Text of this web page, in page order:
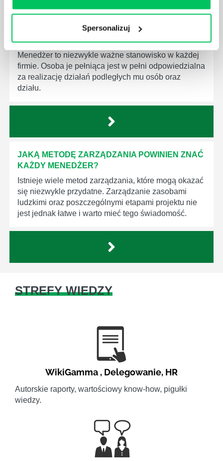
Spersonalizuj
JAK BRYGADZISTA MOŻE ROZWINĄĆ SWOJE
KOMPETENCJE MENEDŻERSKIE?
Menedżer to niezwykle ważne stanowisko w każdej
firmie. Osoba je pełniąca jest w pełni odpowiedzialna
za realizację działań podległych mu osób oraz
działu.
JAKĄ METODĘ ZARZĄDZANIA POWINIEN ZNAĆ
KAŻDY MENEDŻER?
Istnieje wiele metod zarządzania, które mogą okazać
się niezwykle przydatne. Zarządzanie zasobami
ludzkimi oraz poszczególnymi etapami projektu nie
jest jednak łatwe i warto mieć tego świadomość.
STREFY WIEDZY
WikiGamma , Delegowanie, HR
Autorskie raporty, wartościowy know-how, pigułki
wiedzy.